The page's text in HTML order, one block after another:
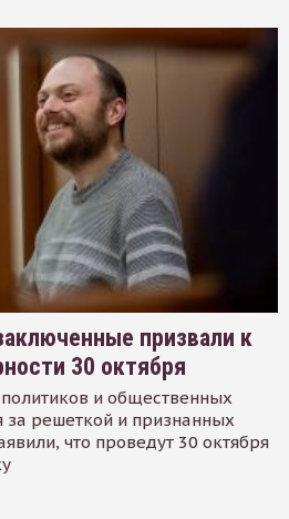
призвали к
30 октября
и общественных
за решеткой и признанных
что проведут 30 октября